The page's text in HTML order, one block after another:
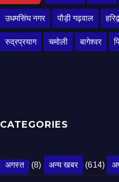
उधमसिंघ नगर पौड़ी गढ़वाल
रुद्रप्रयाग चमोली बागेश्वर
CATEGORIES
अगस्त (8) अन्य खबर (614)